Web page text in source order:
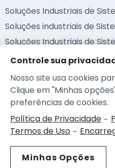
Soluções Industriais de
Soluções industriais de
Soluções Industriais de
Soluções Industriais de
Metodologia BIM
Auditorias Técnicas
© 2026 - NEOplan | Política de
Termos de Uso|Portal da
Controle sua
Nosso site usa cookies
Clique em "Minhas
preferências de cookies.
Política de Privacidade -
Termos de Uso -
Minhas Opções